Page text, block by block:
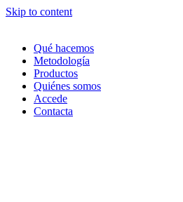
Skip to content
Qué hacemos
Metodología
Productos
Quiénes somos
Accede
Contacta